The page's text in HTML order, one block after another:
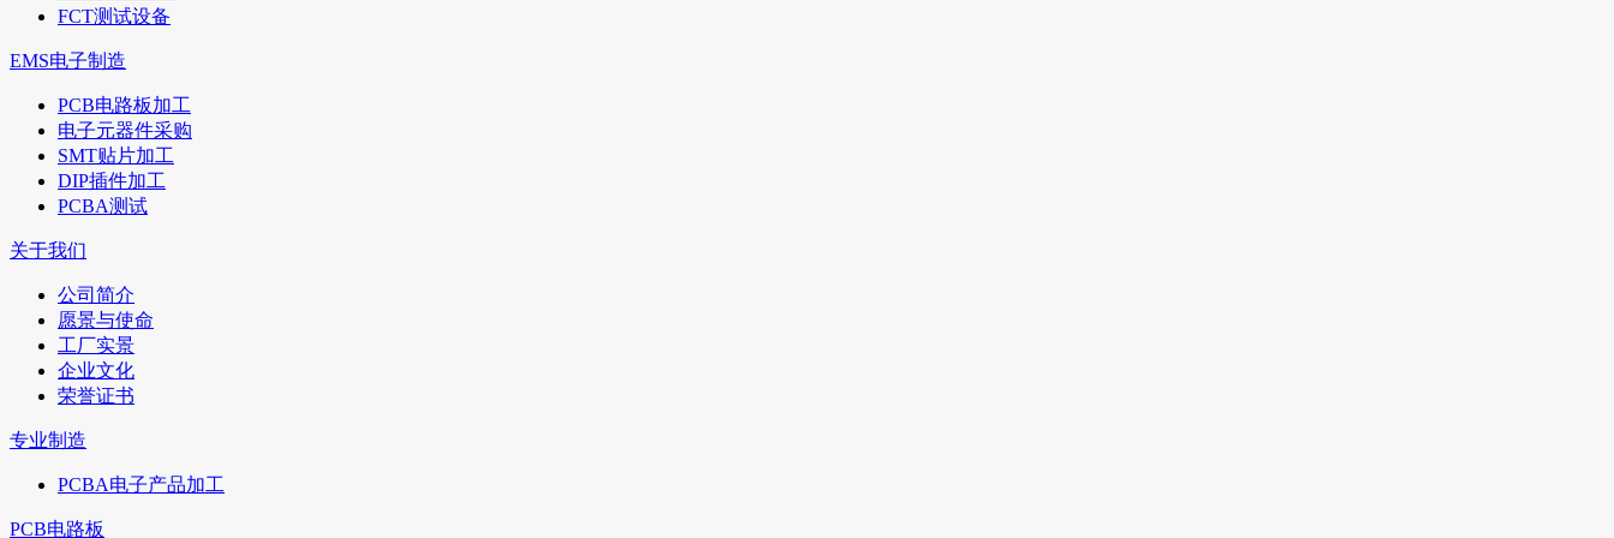
FCT测试设备
EMS电子制造
PCB电路板加工
电子元器件采购
SMT贴片加工
DIP插件加工
PCBA测试
关于我们
公司简介
愿景与使命
工厂实景
企业文化
荣誉证书
专业制造
PCBA电子产品加工
PCB电路板